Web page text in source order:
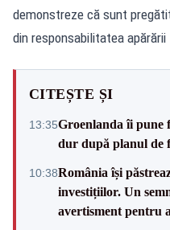
demonstreze că sunt
din responsabilitatea apărării
CITEȘTE ȘI
13:35Groenlanda îi pune
dur după planul de
10:38România își
investițiilor. Un
avertisment pentru